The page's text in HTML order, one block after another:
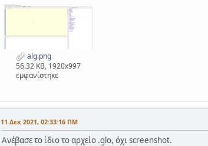
alg.png
56.32 KB, 1920x997
εμφανίστηκε
11 Δεκ 2021, 02:33:16 ΠΜ
Ανέβασε το ίδιο το αρχείο .glo, όχι screenshot.